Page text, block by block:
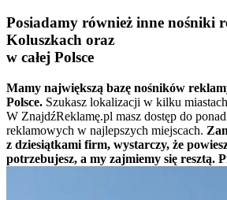
Posiadamy również inne nośniki
Koluszkach oraz
w całej Polsce
Mamy największą bazę nośników
Polsce. Szukasz lokalizacji w kilku
W ZnajdźReklamę.pl masz dostęp do
reklamowych w najlepszych miejscach.
z dziesiątkami firm, wystarczy, że
potrzebujesz, a my zajmiemy się resztą.